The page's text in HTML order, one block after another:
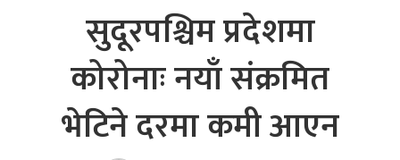
सुदूरपश्चिम प्रदेशमा
कोरोनाः नयाँ संक्रमित
भेटिने दरमा कमी आएन